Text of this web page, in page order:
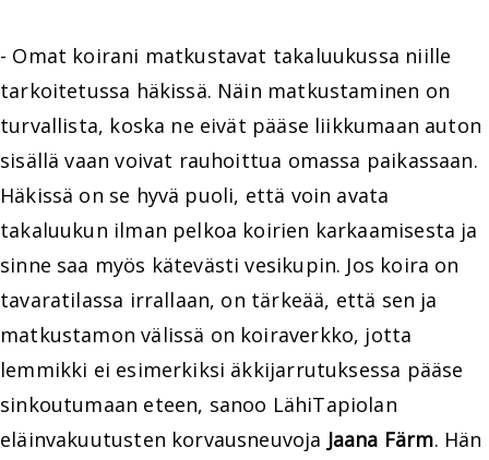
- Omat koirani matkustavat takaluukussa niille
tarkoitetussa häkissä. Näin matkustaminen on
turvallista, koska ne eivät pääse liikkumaan auton
sisällä vaan voivat rauhoittua omassa paikassaan.
Häkissä on se hyvä puoli, että voin avata
takaluukun ilman pelkoa koirien karkaamisesta ja
sinne saa myös kätevästi vesikupin. Jos koira on
tavaratilassa irrallaan, on tärkeää, että sen ja
matkustamon välissä on koiraverkko, jotta
lemmikki ei esimerkiksi äkkijarrutuksessa pääse
sinkoutumaan eteen, sanoo LähiTapiolan
eläinvakuutusten korvausneuvoja Jaana Färm. Hän